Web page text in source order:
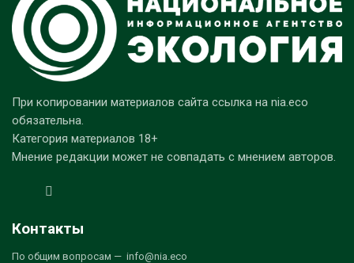
При копировании материалов сайта ссылка на nia.eco
обязательна.
Категория материалов 18+
Мнение редакции может не совпадать с мнением авторов.
Контакты
По общим вопросам — info@nia.eco